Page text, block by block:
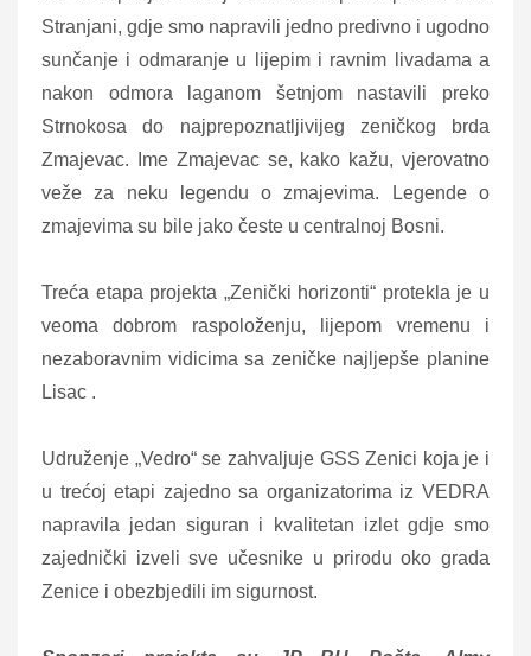
Stranjani, gdje smo napravili jedno predivno i ugodno
sunčanje i odmaranje u lijepim i ravnim livadama a
nakon odmora laganom šetnjom nastavili preko
Strnokosa do najprepoznatljivijeg zeničkog brda
Zmajevac. Ime Zmajevac se, kako kažu, vjerovatno
veže za neku legendu o zmajevima. Legende o
zmajevima su bile jako česte u centralnoj Bosni.
Treća etapa projekta „Zenički horizonti“ protekla je u
veoma dobrom raspoloženju, lijepom vremenu i
nezaboravnim vidicima sa zeničke najljepše planine
Lisac .
Udruženje „Vedro“ se zahvaljuje GSS Zenici koja je i
u trećoj etapi zajedno sa organizatorima iz VEDRA
napravila jedan siguran i kvalitetan izlet gdje smo
zajednički izveli sve učesnike u prirodu oko grada
Zenice i obezbjedili im sigurnost.